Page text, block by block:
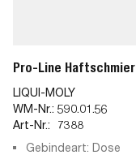
Pro-Line
LIQUI-MOLY
WM-Nr.: 590.01.56
Art-Nr.:
7388
Gebindeart: Dose